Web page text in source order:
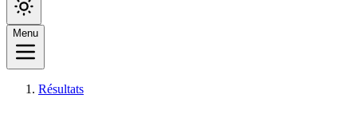
Menu
Résultats